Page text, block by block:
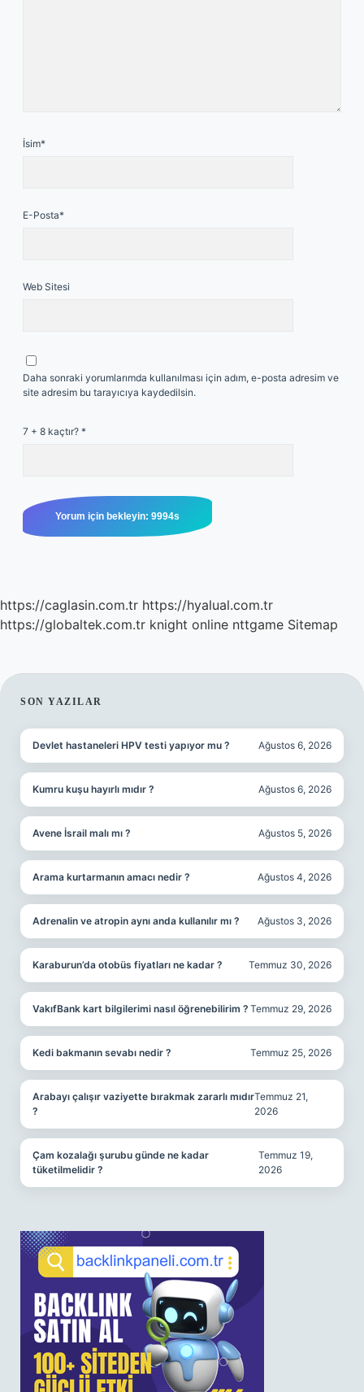
İsim*
E-Posta*
Web Sitesi
Daha sonraki yorumlarımda kullanılması için adım, e-posta adresim ve
site adresim bu tarayıcıya kaydedilsin.
7 + 8 kaçtır? *
https://caglasin.com.tr https://hyalual.com.tr
https://globaltek.com.tr knight online nttgame Sitemap
SIDEBAR
SON YAZILAR
Devlet hastaneleri HPV testi yapıyor mu ? Ağustos 6, 2026
Kumru kuşu hayırlı mıdır ? Ağustos 6, 2026
Avene İsrail malı mı ? Ağustos 5, 2026
Arama kurtarmanın amacı nedir ? Ağustos 4, 2026
Adrenalin ve atropin aynı anda kullanılır mı ? Ağustos 3, 2026
Karaburun’da otobüs fiyatları ne kadar ? Temmuz 30, 2026
VakıfBank kart bilgilerimi nasıl öğrenebilirim ? Temmuz 29, 2026
Kedi bakmanın sevabı nedir ? Temmuz 25, 2026
Arabayı çalışır vaziyette bırakmak zararlı mıdır
?
Temmuz 21,
2026
Çam kozalağı şurubu günde ne kadar
tüketilmelidir ?
Temmuz 19,
2026